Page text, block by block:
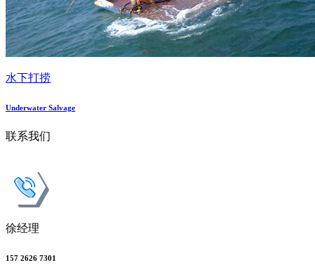
水下打捞
Underwater Salvage
联系我们
徐经理
157 2626 7301